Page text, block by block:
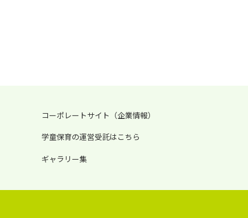
コーポレートサイト（企業情報）
学童保育の運営受託はこちら
ギャラリー集